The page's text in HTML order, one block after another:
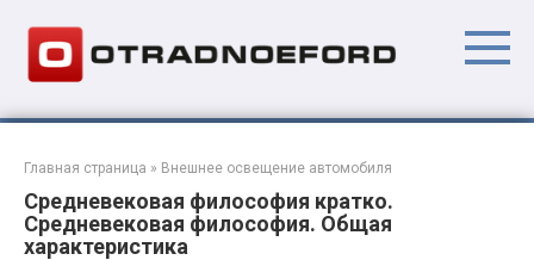
контенту
Главная страница » Внешнее освещение автомобиля
Средневековая философия кратко.
Средневековая философия. Общая
характеристика